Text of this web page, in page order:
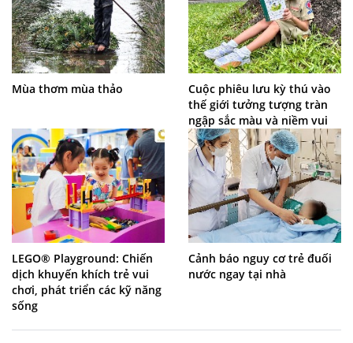
Mùa thơm mùa thảo
Cuộc phiêu lưu kỳ thú vào
thế giới tưởng tượng tràn
ngập sắc màu và niềm vui
LEGO® Playground: Chiến
dịch khuyến khích trẻ vui
chơi, phát triển các kỹ năng
sống
Cảnh báo nguy cơ trẻ đuối
nước ngay tại nhà